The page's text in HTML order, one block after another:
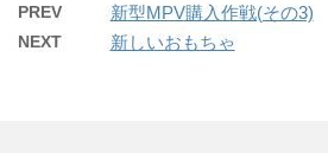
PREV 新型MPV購入作戦(その3)
NEXT 新しいおもちゃ